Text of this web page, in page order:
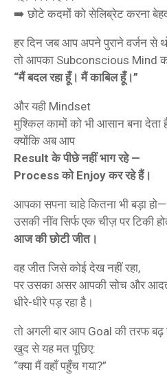
➡️ छोटे कदमों को सेलिब्रेट करना
हर दिन जब आप अपने पुराने वर्जन से
तो आपका Subconscious Mind
“मैं बदल रहा हूँ। मैं काबिल हूँ।”
और यही Mindset
मुश्किल कामों को भी आसान बना देता
क्योंकि अब आप
Result के पीछे नहीं भाग रहे —
Process को Enjoy कर रहे हैं।
आपका सपना चाहे कितना भी बड़ा हो—
उसकी नींव सिर्फ एक चीज़ पर टिकी
आज की छोटी जीत।
वह जीत जिसे कोई देख नहीं रहा,
पर उसका असर आपकी सोच और
धीरे-धीरे पड़ रहा है।
तो अगली बार आप Goal की तरफ बढ़
खुद से यह मत पूछिए:
“क्या मैं वहाँ पहुँच गया?”